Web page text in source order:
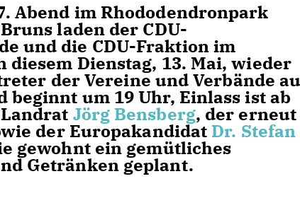
Abend im Rhododendronpark
laden der CDU-
und die CDU-Fraktion im
Dienstag, 13. Mai, wieder
der Vereine und Verbände
beginnt um 19 Uhr, Einlass ist ab
Jörg Bensberg, der erneut
der Europakandidat Dr. Stefan
gewohnt ein gemütliches
Getränken geplant.